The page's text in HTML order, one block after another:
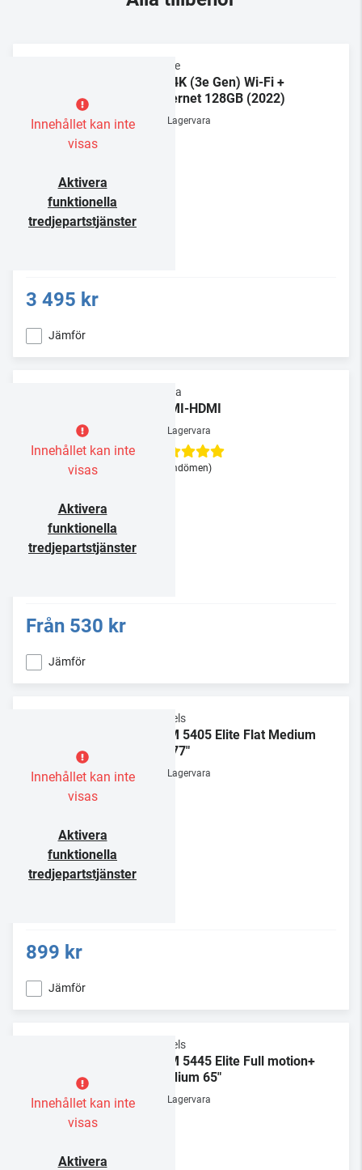
Innehållet kan inte
visas
Aktivera
funktionella
tredjepartstjänster
Apple
TV 4K (3e Gen) Wi-Fi +
Ethernet 128GB (2022)
Lagervara
3 495 kr
Jämför
Innehållet kan inte
visas
Aktivera
funktionella
tredjepartstjänster
Supra
HDMI-HDMI
Lagervara
(3 omdömen)
Från 530 kr
Jämför
Innehållet kan inte
visas
Aktivera
funktionella
tredjepartstjänster
Vogels
TVM 5405 Elite Flat Medium
32-77"
Lagervara
899 kr
Jämför
Innehållet kan inte
visas
Aktivera
Vogels
TVM 5445 Elite Full motion+
Medium 65"
Lagervara